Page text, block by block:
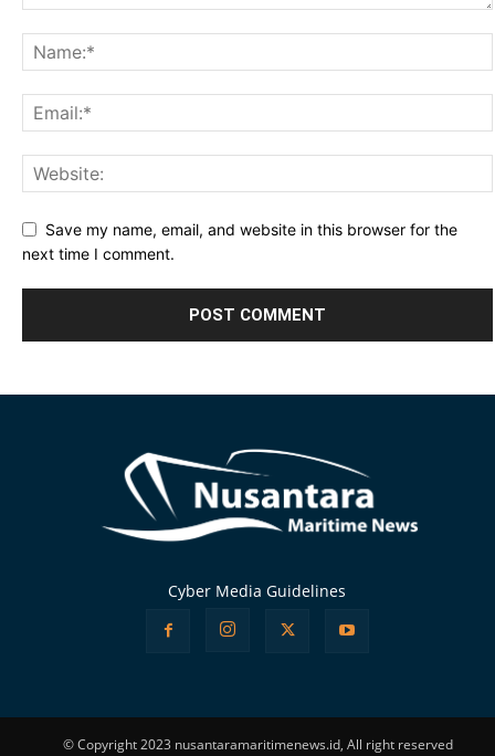
Save my name, email, and website in this browser for the
next time I comment.
Cyber Media Guidelines
© Copyright 2023 nusantaramaritimenews.id, All right reserved